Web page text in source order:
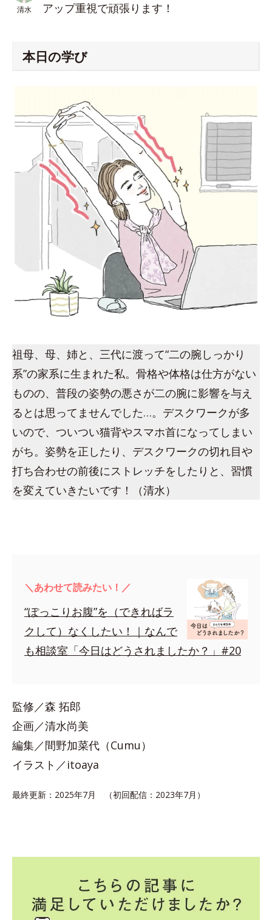
清水
アップ重視で頑張ります！
本日の学び
祖母、母、姉と、三代に渡って“二の腕しっかり
系”の家系に生まれた私。骨格や体格は仕方がない
ものの、普段の姿勢の悪さが二の腕に影響を与え
るとは思ってませんでした…。デスクワークが多
いので、ついつい猫背やスマホ首になってしまい
がち。姿勢を正したり、デスクワークの切れ目や
打ち合わせの前後にストレッチをしたりと、習慣
を変えていきたいです！（清水）
＼あわせて読みたい！／
“ぽっこりお腹”を（できればラ
クして）なくしたい！｜なんで
も相談室「今日はどうされましたか？」#20
監修／森 拓郎
企画／清水尚美
編集／間野加菜代（Cumu）
イラスト／itoaya
最終更新：2025年7月 （初回配信：2023年7月）